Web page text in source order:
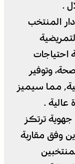
.
المنتخب
احتياجات
وتوفير
مهنيين صحيين بأعداد وكفاءات عالية٬ مما سيميز
.
ترتكز
وفق مقاربة